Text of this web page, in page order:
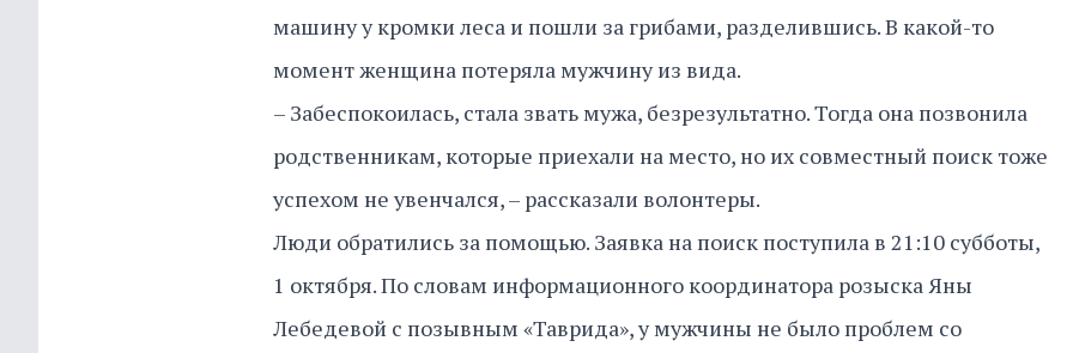
машину у кромки леса и пошли за грибами, разделившись. В какой-то
момент женщина потеряла мужчину из вида.
– Забеспокоилась, стала звать мужа, безрезультатно. Тогда она позвонила
родственникам, которые приехали на место, но их совместный поиск тоже
успехом не увенчался, – рассказали волонтеры.
Люди обратились за помощью. Заявка на поиск поступила в 21:10 субботы,
1 октября. По словам информационного координатора розыска Яны
Лебедевой с позывным «Таврида», у мужчины не было проблем со